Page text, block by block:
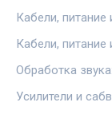
Кабели, питание
Кабели, питание
Обработка
Усилители и